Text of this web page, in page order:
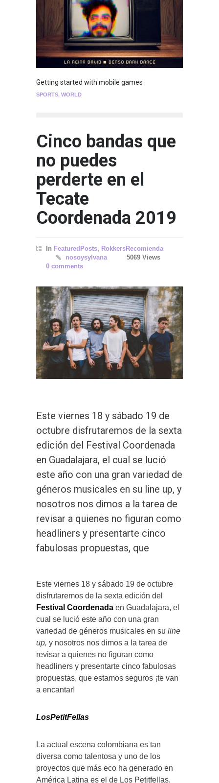
Getting started with mobile games
SPORTS,WORLD
Cinco bandas que
no puedes
perderte en el
Tecate
Coordenada 2019
In FeaturedPosts
RokkersRecomienda
nosoysylvana
5069 Views
0 comments
Este viernes 18 y sábado 19 de
octubre disfrutaremos de la sexta
edición del Festival Coordenada
en Guadalajara, el cual se lució
este año con una gran variedad de
géneros musicales en su line up, y
nosotros nos dimos a la tarea de
revisar a quienes no figuran como
headliners y presentarte cinco
fabulosas propuestas, que
Este viernes 18 y sábado 19 de octubre
disfrutaremos de la sexta edición del
Festival Coordenada en Guadalajara, el
cual se lució este año con una gran
variedad de géneros musicales en su line
up, y nosotros nos dimos a la tarea de
revisar a quienes no figuran como
headliners y presentarte cinco fabulosas
propuestas, que estamos seguros ¡te van
a encantar!
LosPetitFellas
La actual escena colombiana es tan
diversa como talentosa y uno de los
proyectos que más eco ha generado en
América Latina es el de Los Petitfellas.